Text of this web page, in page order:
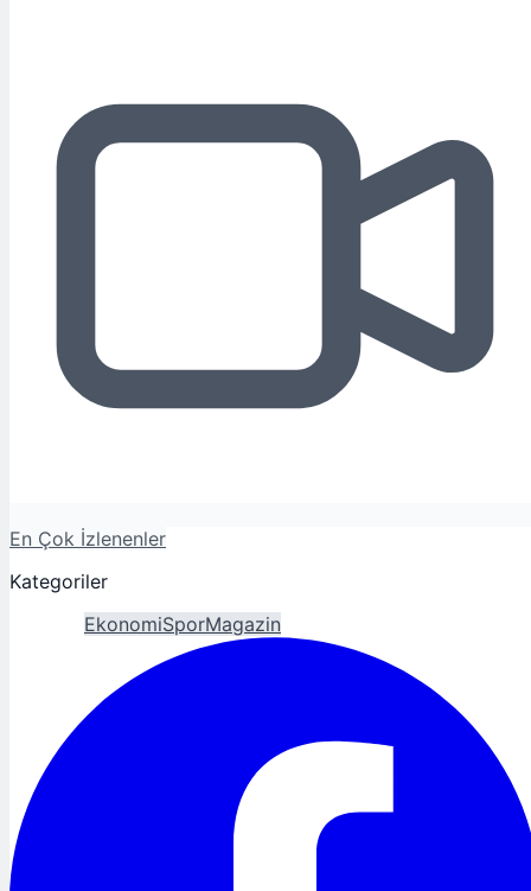
En Çok İzlenenler
Kategoriler
EkonomiSporMagazin